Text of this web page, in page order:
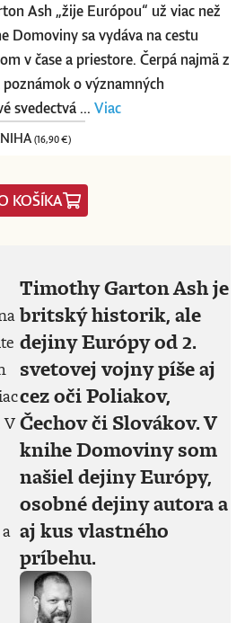
Ash „žije Európou“ už viac než
Domoviny sa vydáva na cestu
v čase a priestore. Čerpá najmä z
o významných
svedectvá ... Viac
(16,90 €)
KOŠÍKA
V
Timothy Garton Ash je
britský historik, ale
dejiny Európy od 2.
svetovej vojny píše aj
cez oči Poliakov,
Čechov či Slovákov. V
knihe Domoviny som
našiel dejiny Európy,
osobné dejiny autora a
aj kus vlastného
príbehu.